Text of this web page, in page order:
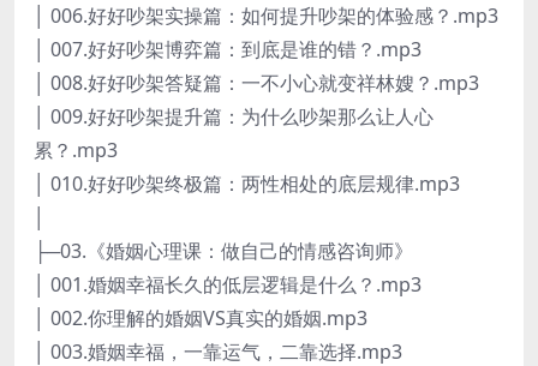
│ 006.好好吵架实操篇：如何提升吵架的体验感？.mp3
│ 007.好好吵架博弈篇：到底是谁的错？.mp3
│ 008.好好吵架答疑篇：一不小心就变祥林嫂？.mp3
│ 009.好好吵架提升篇：为什么吵架那么让人心
累？.mp3
│ 010.好好吵架终极篇：两性相处的底层规律.mp3
├─03.《婚姻心理课：做自己的情感咨询师》
│ 001.婚姻幸福长久的低层逻辑是什么？.mp3
│ 002.你理解的婚姻VS真实的婚姻.mp3
│ 003.婚姻幸福，一靠运气，二靠选择.mp3